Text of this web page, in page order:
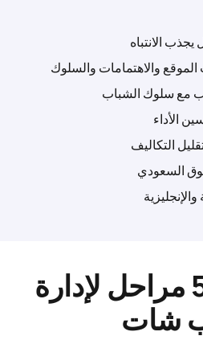
الانتباه
والاهتمامات والسلوك
مع سلوك الشباب
الأداء
التكاليف
السعودي
منهجيتنا من 5 مراحل لإدارة
شات